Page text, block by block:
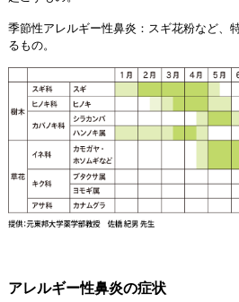
季節性アレルギー性鼻炎：スギ花粉など、
るもの。
アレルギー性鼻炎の症状